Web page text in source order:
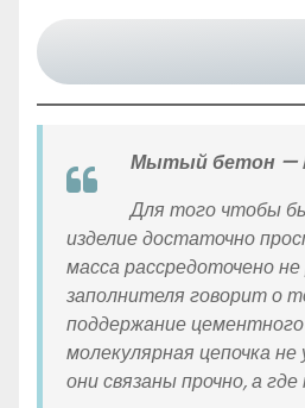
Мытый бетон —
Для того чтобы
изделие достаточно
масса рассредоточено
заполнителя говорит о
поддержание
молекулярная цепочка
они связаны прочно, а